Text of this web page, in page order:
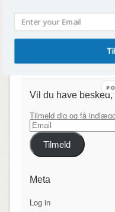
Vil du have
Tilmeld dig og få
Email
Tilmeld
Meta
Log in